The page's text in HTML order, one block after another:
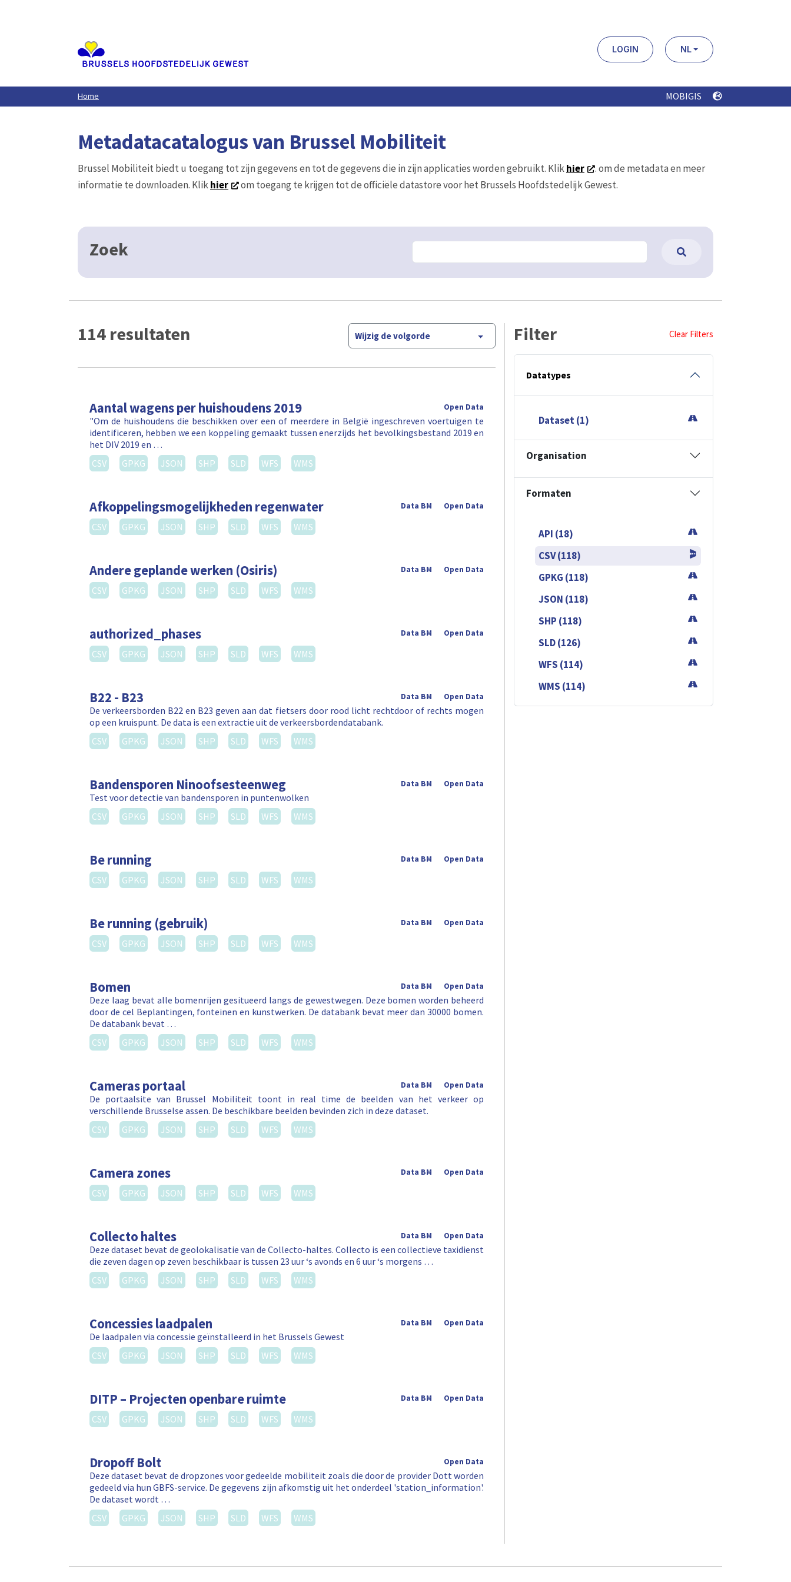
LOGIN NL
Home MOBIGIS
Metadatacatalogus van Brussel Mobiliteit
Brussel Mobiliteit biedt u toegang tot zijn gegevens en tot de gegevens die in zijn applicaties worden gebruikt. Klikhier
. om de metadata en meer
informatie te downloaden. Klikhier om toegang te krijgen tot de officiële datastore voor het Brussels Hoofdstedelijk Gewest.
Zoek
114 resultaten Wijzig de volgorde
Aantal wagens per huishoudens 2019 Open Data
"Om de huishoudens die beschikken over een of meerdere in België ingeschreven voertuigen te
identificeren, hebben we een koppeling gemaakt tussen enerzijds het bevolkingsbestand 2019 en
het DIV 2019 en …
CSV
GPKG JSON SHP SLD WFS WMS
Afkoppelingsmogelijkheden regenwater Open Data
Data BM
CSV GPKG JSON SHP SLD WFS WMS
Andere geplande werken (Osiris) Open Data
Data BM
CSV GPKG JSON SHP SLD WFS WMS
authorized_phases Open Data
Data BM
CSV GPKG JSON SHP SLD WFS WMS
B22 - B23 Open Data
Data BM
De verkeersborden B22 en B23 geven aan dat fietsers door rood licht rechtdoor of rechts mogen
op een kruispunt. De data is een extractie uit de verkeersbordendatabank.
CSV
GPKG JSON SHP SLD WFS WMS
Bandensporen Ninoofsesteenweg Open Data
Data BM
Test voor detectie van bandensporen in puntenwolken
CSV
GPKG JSON SHP SLD WFS WMS
Be running Open Data
Data BM
CSV GPKG JSON SHP SLD WFS WMS
Be running (gebruik) Open Data
Data BM
CSV GPKG JSON SHP SLD WFS WMS
Bomen Open Data
Data BM
Deze laag bevat alle bomenrijen gesitueerd langs de gewestwegen. Deze bomen worden beheerd
door de cel Beplantingen, fonteinen en kunstwerken. De databank bevat meer dan 30000 bomen.
De databank bevat …
CSV
GPKG JSON SHP SLD WFS WMS
Cameras portaal Open Data
Data BM
De portaalsite van Brussel Mobiliteit toont in real time de beelden van het verkeer op
verschillende Brusselse assen. De beschikbare beelden bevinden zich in deze dataset.
CSV
GPKG JSON SHP SLD WFS WMS
Camera zones Open Data
Data BM
CSV GPKG JSON SHP SLD WFS WMS
Collecto haltes Open Data
Data BM
Deze dataset bevat de geolokalisatie van de Collecto-haltes. Collecto is een collectieve taxidienst
die zeven dagen op zeven beschikbaar is tussen 23 uur ‘s avonds en 6 uur ‘s morgens …
CSV
GPKG JSON SHP SLD WFS WMS
Concessies laadpalen Open Data
Data BM
De laadpalen via concessie geïnstalleerd in het Brussels Gewest
CSV
GPKG JSON SHP SLD WFS WMS
DITP – Projecten openbare ruimte Open Data
Data BM
CSV GPKG JSON SHP SLD WFS WMS
Dropoff Bolt Open Data
Deze dataset bevat de dropzones voor gedeelde mobiliteit zoals die door de provider Dott worden
gedeeld via hun GBFS-service. De gegevens zijn afkomstig uit het onderdeel 'station_information'.
De dataset wordt …
CSV
GPKG JSON SHP SLD WFS WMS
Filter Clear Filters
Datatypes
Dataset (1)
Organisation
Formaten
API (18)
CSV (118)
GPKG (118)
JSON (118)
SHP (118)
SLD (126)
WFS (114)
WMS (114)